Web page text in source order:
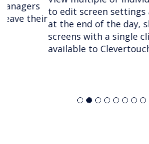
to edit screen settings and run
at the end of the day, shut
screens with a single click. A
available to Clevertouch MDM.